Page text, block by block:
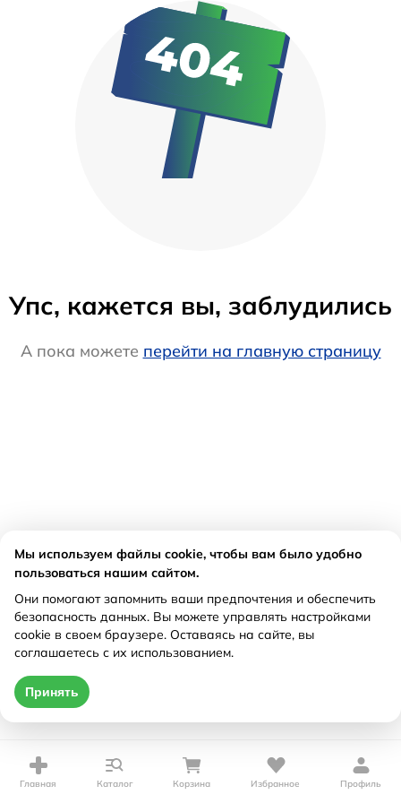
Упс, кажется вы, заблудились
А пока можете перейти на главную страницу
Главная Каталог Корзина Избранное Профиль
Мы используем файлы cookie, чтобы вам было удобно
пользоваться нашим сайтом.
Они помогают запомнить ваши предпочтения и обеспечить
безопасность данных. Вы можете управлять настройками
cookie в своем браузере. Оставаясь на сайте, вы
соглашаетесь с их использованием.
Принять